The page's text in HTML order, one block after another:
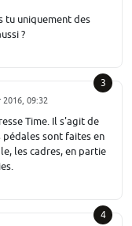
tu uniquement des
?
3
09:32
Time. Il s'agit de
sont faites en
les cadres, en partie
4